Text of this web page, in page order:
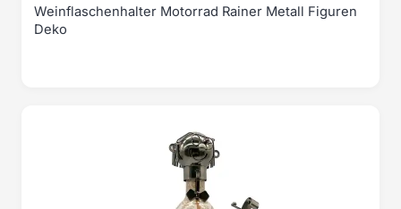
Weinflaschenhalter Motorrad Rainer Metall Figuren
Deko